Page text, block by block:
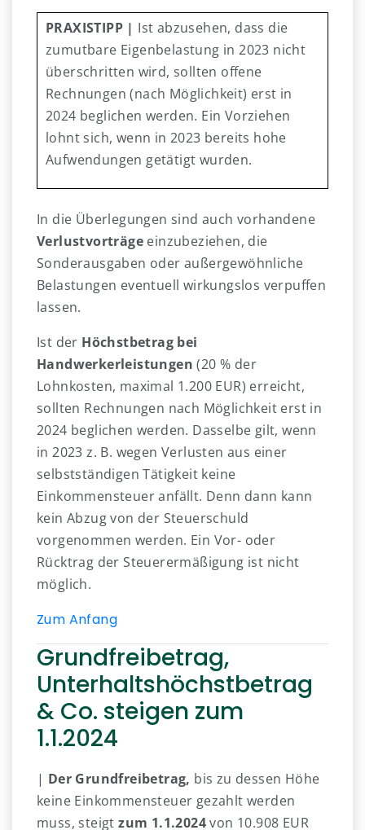
PRAXISTIPP | Ist abzusehen, dass die
zumutbare Eigenbelastung in 2023 nicht
überschritten wird, sollten offene
Rechnungen (nach Möglichkeit) erst in
2024 beglichen werden. Ein Vorziehen
lohnt sich, wenn in 2023 bereits hohe
Aufwendungen getätigt wurden.
In die Überlegungen sind auch vorhandene
Verlustvorträge einzubeziehen, die
Sonderausgaben oder außergewöhnliche
Belastungen eventuell wirkungslos verpuffen
lassen.
Ist der Höchstbetrag bei
Handwerkerleistungen(20 % der
Lohnkosten, maximal 1.200 EUR) erreicht,
sollten Rechnungen nach Möglichkeit erst in
2024 beglichen werden. Dasselbe gilt, wenn
in 2023 z. B. wegen Verlusten aus einer
selbstständigen Tätigkeit keine
Einkommensteuer anfällt. Denn dann kann
kein Abzug von der Steuerschuld
vorgenommen werden. Ein Vor- oder
Rücktrag der Steuerermäßigung ist nicht
möglich.
Zum Anfang
Grundfreibetrag,
Unterhaltshöchstbetrag
& Co. steigen zum
1.1.2024
| Der Grundfreibetrag, bis zu dessen Höhe
keine Einkommensteuer gezahlt werden
muss, steigtzum 1.1.2024von 10.908 EUR